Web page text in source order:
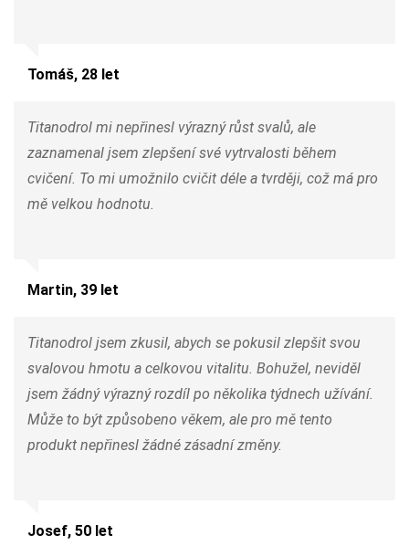
Tomáš, 28 let
Titanodrol mi nepřinesl výrazný růst svalů, ale
zaznamenal jsem zlepšení své vytrvalosti během
cvičení. To mi umožnilo cvičit déle a tvrději, což má pro
mě velkou hodnotu.
Martin, 39 let
Titanodrol jsem zkusil, abych se pokusil zlepšit svou
svalovou hmotu a celkovou vitalitu. Bohužel, neviděl
jsem žádný výrazný rozdíl po několika týdnech užívání.
Může to být způsobeno věkem, ale pro mě tento
produkt nepřinesl žádné zásadní změny.
Josef, 50 let